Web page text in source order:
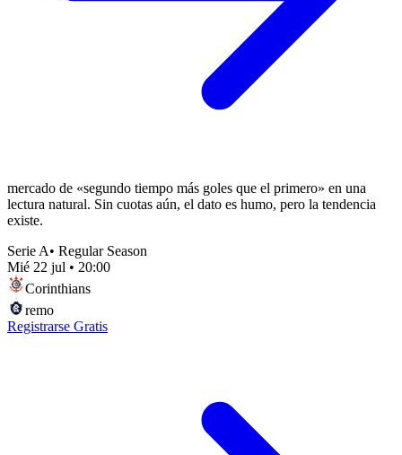
mercado de «segundo tiempo más goles que el primero» en una
lectura natural. Sin cuotas aún, el dato es humo, pero la tendencia
existe.
Serie A• Regular Season
Mié 22 jul • 20:00
Corinthians
remo
Registrarse Gratis